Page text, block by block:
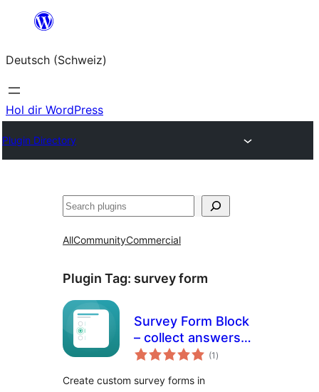
springen
Deutsch (Schweiz)
Hol dir WordPress
Plugin Directory
Suchen
AllCommunityCommercial
Plugin Tag: survey form
Survey Form Block
– collect answers
and insights from
(1 total
ratings
)
Create custom survey forms in